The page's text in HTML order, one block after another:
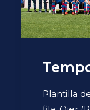
Plantilla